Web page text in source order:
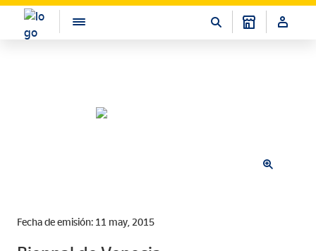
Fecha de emisión: 11 may, 2015